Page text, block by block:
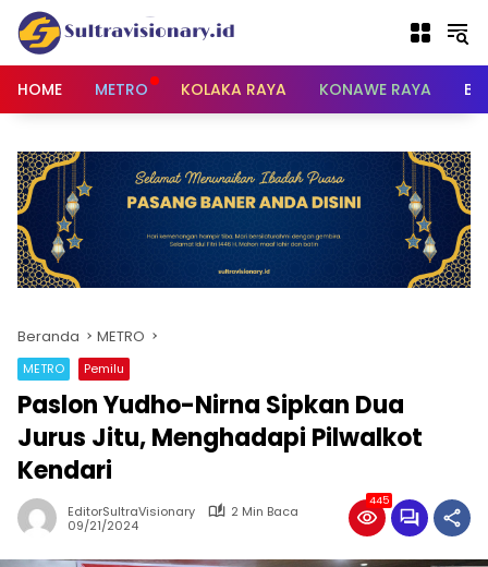
Langsung
konten
HOME
METRO KOLAKA RAYA KONAWE RAYA
Beranda METRO
METRO Pemilu
Paslon Yudho-Nirna Sipkan Dua
Jurus Jitu, Menghadapi Pilwalkot
Kendari
EditorSultraVisionary
2 Min Baca
09/21/2024
445